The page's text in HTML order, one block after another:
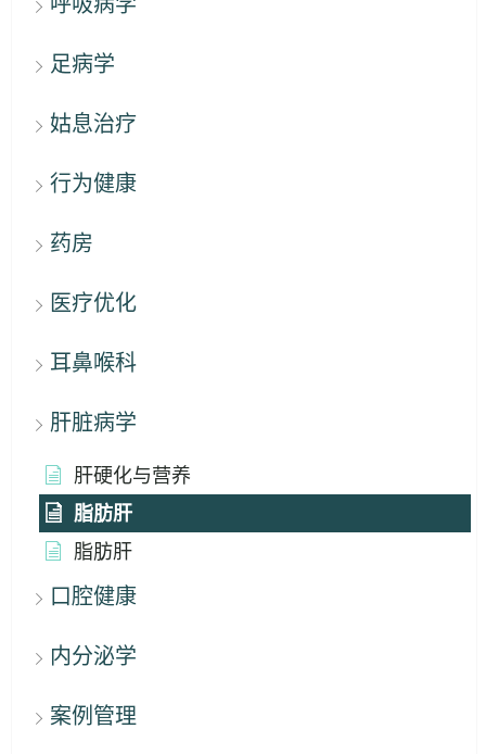
足病学
姑息治疗
行为健康
药房
医疗优化
耳鼻喉科
肝脏病学
肝硬化与营养
脂肪肝
脂肪肝
口腔健康
内分泌学
案例管理